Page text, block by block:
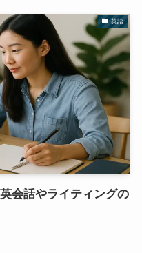
英語
会話やライティングの